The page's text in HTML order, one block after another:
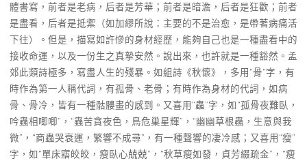
體書寫，前者是老病，后者是芳華；前者是暗澹，后者是狂歡；前者
是盡看，后者是抵禦（如加繆所說：主要的不是治愈，是帶著病痛活
下往）。但是，描寫如許慘的身材經歷，能夠自己也是一種盡看中的
接收命運，以及一份生之真摯安然。說出來，也許就是一種豁然。孟
郊此類詩極多，寫盡人生的殘暴。如組詩《秋懷》，多用“骨”字，有
時作為第一人稱代詞，有孤骨、老骨；有時作為身材的代詞，如病
骨、骨冷，皆有一種骷髏畫的感到。又喜用“蟲”字，如“孤骨夜難臥，
吟蟲相唧唧”，“蟲苦貪夜色，鳥危巢星輝”，“幽幽草根蟲，生意與我
微”，“商蟲哭衰運，繁響不成尋”，有一種聲響的凄冷感；又喜用“瘦”
字，如“單床寤皎皎，瘦臥心兢兢”，“秋草瘦如發，貞芳綴疏金”，“瘦